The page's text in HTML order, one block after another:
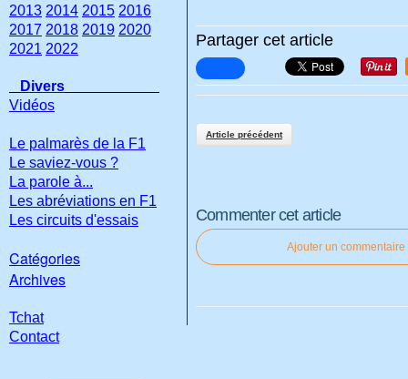
Partager cet article
Article précédent
Commenter cet article
Ajouter un commentaire
2013 2014 2015 2016
2017 2018 2019 2020
2021 2022
Divers
Vidéos
Le palmarès de la F1
Le saviez-vous ?
La parole à...
Les abréviations en F1
Les circuits d'essais
Catégories
Archives
Tchat
Contact